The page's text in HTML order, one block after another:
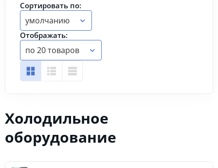
Сортировать по:
умолчанию
Отображать:
по 20 товаров
Холодильное
оборудование